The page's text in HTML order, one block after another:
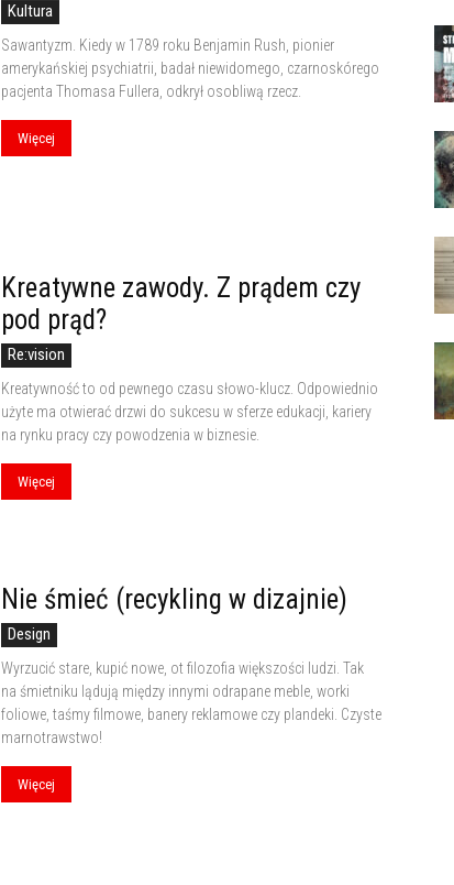
Kultura
Sawantyzm. Kiedy w 1789 roku Benjamin Rush, pionier
amerykańskiej psychiatrii, badał niewidomego, czarnoskórego
pacjenta Thomasa Fullera, odkrył osobliwą rzecz.
Więcej
Kreatywne zawody. Z prądem czy
pod prąd?
Re:vision
Kreatywność to od pewnego czasu słowo-klucz. Odpowiednio
użyte ma otwierać drzwi do sukcesu w sferze edukacji, kariery
na rynku pracy czy powodzenia w biznesie.
Więcej
Nie śmieć (recykling w dizajnie)
Design
Wyrzucić stare, kupić nowe, ot filozofia większości ludzi. Tak
na śmietniku lądują między innymi odrapane meble, worki
foliowe, taśmy filmowe, banery reklamowe czy plandeki. Czyste
marnotrawstwo!
Więcej